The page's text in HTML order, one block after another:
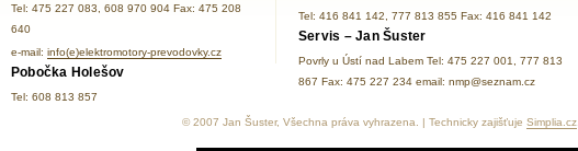
Tel: 475 227 083, 608 970 904 Fax: 475 208
640
e-mail: info(e)elektromotory-prevodovky.cz
Pobočka Holešov
Tel: 608 813 857
Tel: 416 841 142, 777 813 855 Fax: 416 841 142
Servis – Jan Šuster
Povrly u Ústí nad Labem Tel: 475 227 001, 777 813
867 Fax: 475 227 234 email: nmp@seznam.cz
© 2007 Jan Šuster, Všechna práva vyhrazena. | Technicky zajišťuje Simplia.cz